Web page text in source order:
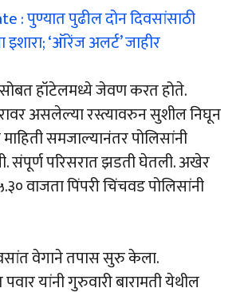
: पुण्यात पुढील दोन दिवसांसाठी
‘ऑरेंज अलर्ट’ जाहीर
हॉटेलमध्ये जेवण करत होते.
असलेल्या रस्त्यावरुन सुशील निघून
समजाल्यानंतर पोलिसांनी
संपूर्ण परिसरात झडती घेतली. अखेर
वाजता पिंपरी चिंचवड पोलिसांनी
वेगाने तपास सुरु केला.
यांनी गुरुवारी बारामती येथील